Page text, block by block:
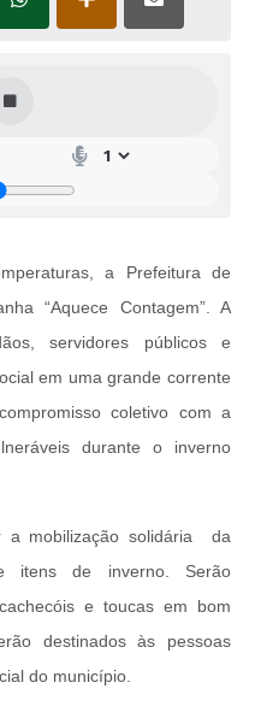
a Prefeitura de
“Aquece Contagem”. A
servidores públicos e
em uma grande corrente
coletivo com a
durante o inverno
a mobilização solidária da
itens de inverno. Serão
e toucas em bom
destinados às pessoas
do município.